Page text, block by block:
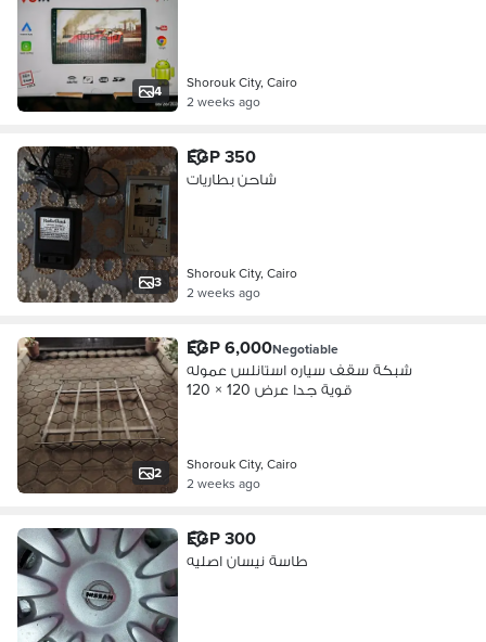
4
Shorouk City, Cairo
2 weeks ago
3
EGP 350
شاحن بطاريات
Shorouk City, Cairo
2 weeks ago
2
EGP 6,000Negotiable
شبكة سقف سياره استانلس عموله
قوية جدا عرض 120 × 120
Shorouk City, Cairo
2 weeks ago
EGP 300
طاسة نيسان اصليه